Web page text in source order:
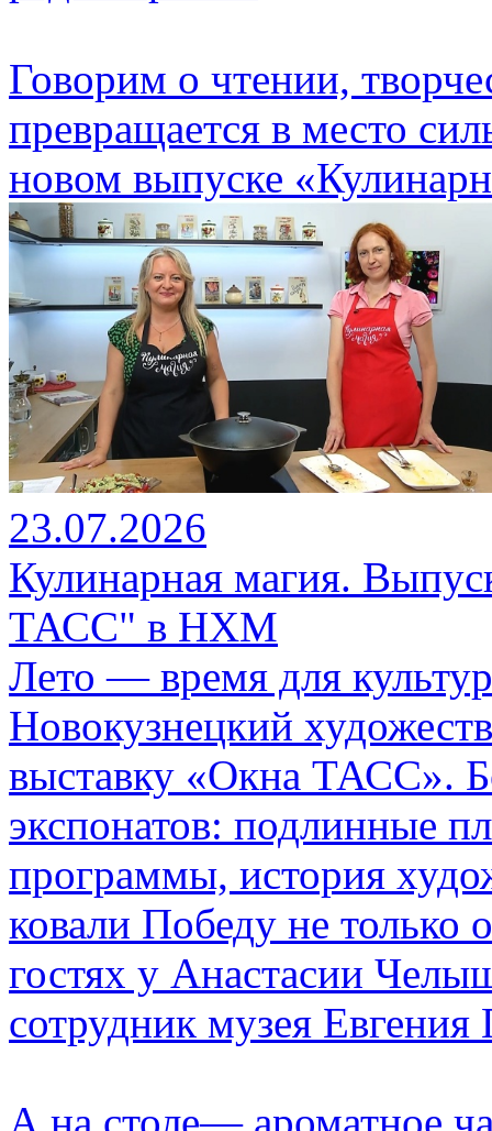
Говорим о чтении,
превращается в место
новом выпуске
23.07.2026
Кулинарная магия.
ТАСС" в НХМ
Лето — время для
Новокузнецкий
выставку «Окна ТАСС».
экспонатов: подлинные
программы, история
ковали Победу не
гостях у Анастасии
сотрудник музея Евгения